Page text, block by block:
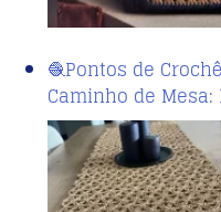
🧶Pontos de
Caminho de